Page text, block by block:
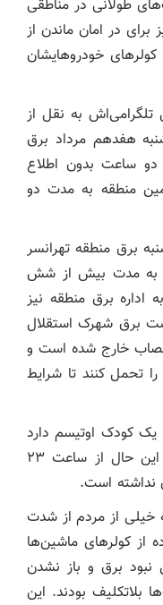
طولانی در مناطقی
در امان ماندن از
خودروهایشان
تلگرامی‌اش به نقل از
هفدهم مرداد برق
ساعت بدون اطلاع
منطقه به مدت دو
برق منطقه تهرانسر
از حوالی ساعت ۱۲ ظهر به مدت بیش از شش
برق منطقه نیز
برق شهرک استقلال
نصاب خارج شده است و
تحمل کنند تا شرایط
یک کودک اوتیسم دارد
که در گرمای شدید به هم می‌ریزد، با این حال از ساعت ۲۳
نداشته است.
خیلی از مردم از شدت
از کولرهای ماشین‌ها
نبود برق و باز نشدن
بلاتکلیف بودند. این